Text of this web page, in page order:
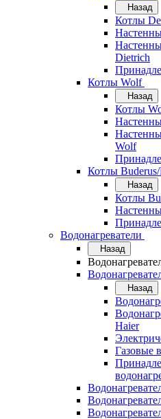
Назад
Котлы
Dietrich
Котлы Wolf
Назад
Котлы
Wolf
Котлы Buderus/
Назад
Котлы
Водонагреватели
Назад
Назад
Haier
Газовые